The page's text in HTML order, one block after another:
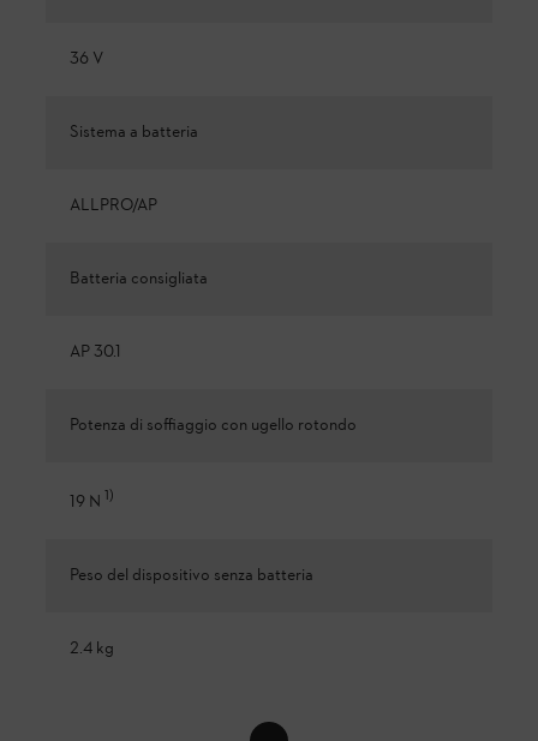
36 V
Sistema a batteria
ALLPRO/AP
Batteria consigliata
AP 30.1
Potenza di soffiaggio con ugello rotondo
19 N 1)
Peso del dispositivo senza batteria
2.4 kg